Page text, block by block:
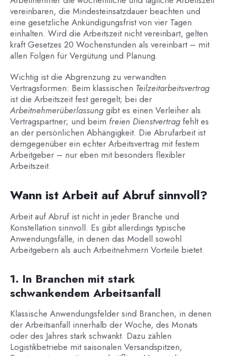
vereinbaren, die Mindesteinsatzdauer beachten und
eine gesetzliche Ankündigungsfrist von vier Tagen
einhalten. Wird die Arbeitszeit nicht vereinbart, gelten
kraft Gesetzes 20 Wochenstunden als vereinbart – mit
allen Folgen für Vergütung und Planung.
Wichtig ist die Abgrenzung zu verwandten
Vertragsformen: Beim klassischen Teilzeitarbeitsvertrag
ist die Arbeitszeit fest geregelt; bei der
Arbeitnehmerüberlassunggibt es einen Verleiher als
Vertragspartner; und beim freien Dienstvertragfehlt es
an der persönlichen Abhängigkeit. Die Abrufarbeit ist
demgegenüber ein echter Arbeitsvertrag mit festem
Arbeitgeber – nur eben mit besonders flexibler
Arbeitszeit.
Wann ist Arbeit auf Abruf sinnvoll?
Arbeit auf Abruf ist nicht in jeder Branche und
Konstellation sinnvoll. Es gibt allerdings typische
Anwendungsfälle, in denen das Modell sowohl
Arbeitgebern als auch Arbeitnehmern Vorteile bietet.
1. In Branchen mit stark
schwankendem Arbeitsanfall
Klassische Anwendungsfelder sind Branchen, in denen
der Arbeitsanfall innerhalb der Woche, des Monats
oder des Jahres stark schwankt. Dazu zählen
Logistikbetriebe mit saisonalen Versandspitzen,